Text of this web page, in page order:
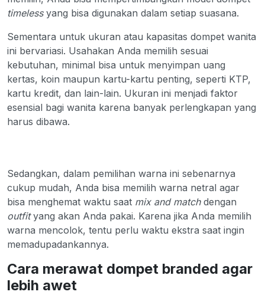
timelessyang bisa digunakan dalam setiap suasana.
Sementara untuk ukuran atau kapasitas dompet wanita
ini bervariasi. Usahakan Anda memilih sesuai
kebutuhan, minimal bisa untuk menyimpan uang
kertas, koin maupun kartu-kartu penting, seperti KTP,
kartu kredit, dan lain-lain. Ukuran ini menjadi faktor
esensial bagi wanita karena banyak perlengkapan yang
harus dibawa.
Sedangkan, dalam pemilihan warna ini sebenarnya
cukup mudah, Anda bisa memilih warna netral agar
bisa menghemat waktu saat mix and matchdengan
outfityang akan Anda pakai. Karena jika Anda memilih
warna mencolok, tentu perlu waktu ekstra saat ingin
memadupadankannya.
Cara merawat dompet branded agar
lebih awet